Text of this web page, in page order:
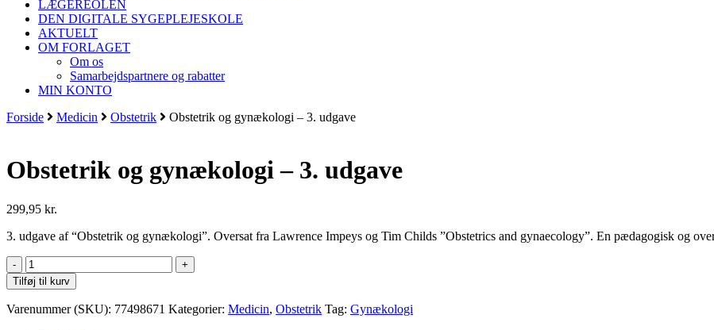
LÆGEREOLEN
DEN DIGITALE SYGEPLEJESKOLE
AKTUELT
OM FORLAGET
Om os
Samarbejdspartnere og rabatter
MIN KONTO
Forside
Medicin Obstetrik Obstetrik og gynækologi – 3. udgave
Obstetrik og gynækologi – 3. udgave
299,95 kr.
3. udgave af “Obstetrik og gynækologi”. Oversat fra Lawrence Impeys og Tim Childs ”Obstetrics and gynaecology”. En pædagogisk og
Obstetrik
og
gynækologi
-
Tilføj til kurv
Varenummer (SKU): 77498671 Kategorier: Medicin, Obstetrik Tag: Gynækologi